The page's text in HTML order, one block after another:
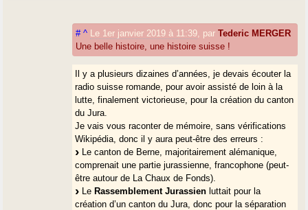
# ^ Le 1er janvier 2019 à 11:39 parTederic MERGER
Une belle histoire, une histoire suisse !
Il y a plusieurs dizaines d’années, je devais écouter la
radio suisse romande, pour avoir assisté de loin à la
lutte, finalement victorieuse, pour la création du canton
du Jura.
Je vais vous raconter de mémoire, sans vérifications
Wikipédia, donc il y aura peut-être des erreurs :
Le canton de Berne, majoritairement alémanique,
comprenait une partie jurassienne, francophone (peut-
être autour de La Chaux de Fonds).
Le Rassemblement Jurassien luttait pour la
création d’un canton du Jura, donc pour la séparation